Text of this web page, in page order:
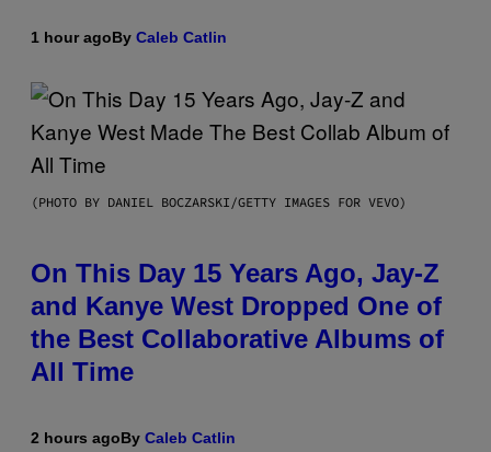
1 hour agoBy Caleb Catlin
(PHOTO BY DANIEL BOCZARSKI/GETTY IMAGES FOR VEVO)
On This Day 15 Years Ago, Jay-Z
and Kanye West Dropped One of
the Best Collaborative Albums of
All Time
2 hours agoBy Caleb Catlin